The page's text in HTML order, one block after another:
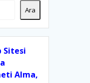
Ara
Sitesi
Alma,